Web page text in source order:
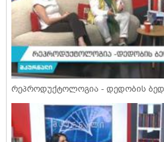
რეპროდუქტოლოგია - დედობის